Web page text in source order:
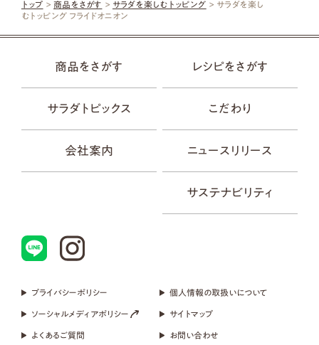
トップ >商品をさがす > サラダを楽しむトッピング > サラダを楽し
むトッピング フライドオニオン
商品をさがす レシピをさがす
サラダトピックス こだわり
会社案内 ニュースリリース
サステナビリティ
プライバシーポリシー 個人情報の取扱いについて
ソーシャルメディアポリシー サイトマップ
よくあるご質問 お問い合わせ